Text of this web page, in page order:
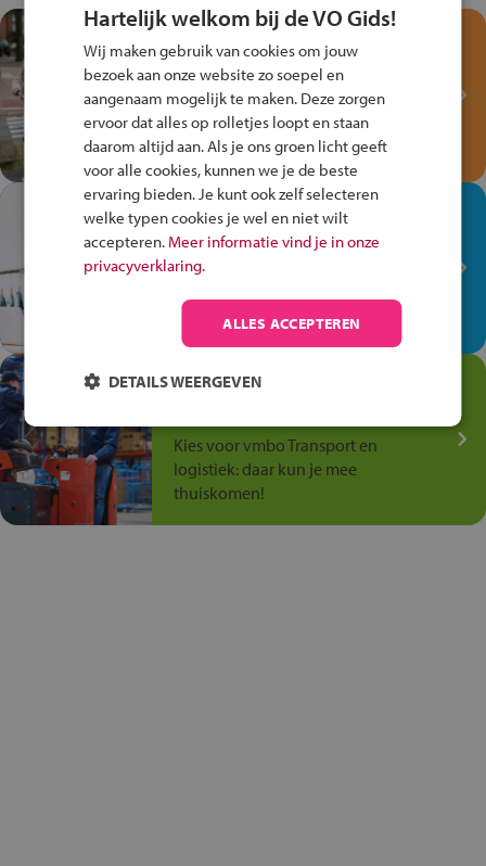
Test je kennis met het
Fiets Veilig
Verkeersspel!
Speel het Fiets Veilig Verkeersspel
en win een Cortina-fiets!
In de winkel ben je op je
plek!
Ontdek via het vmbo jouw talent
op de winkelvloer, waar elke dag
anders is!
Jouw talent in de
Kies voor vmbo Transport en
logistiek: daar kun je mee
thuiskomen!
Hartelijk welkom bij de VO Gids!
Wij maken gebruik van cookies om jouw
bezoek aan onze website zo soepel en
aangenaam mogelijk te maken. Deze zorgen
ervoor dat alles op rolletjes loopt en staan
daarom altijd aan. Als je ons groen licht geeft
voor alle cookies, kunnen we je de beste
ervaring bieden. Je kunt ook zelf selecteren
welke typen cookies je wel en niet wilt
accepteren. Meer informatie vind je in onze
privacyverklaring.
ALLES ACCEPTEREN
DETAILS WEERGEVEN